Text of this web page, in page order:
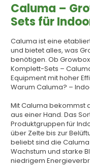
Caluma –
Sets für
Caluma ist eine
und bietet alles, was
benötigen. Ob
Komplett-Sets –
Equipment mit hoher
Warum Caluma? –
Mit Caluma bekommst
aus einer Hand. Das
Produktgruppen für
über Zelte bis zur
beliebt sind die
Wachstum und starke
niedrigem